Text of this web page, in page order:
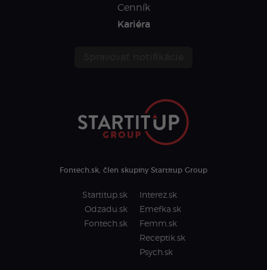
Cenník
Kariéra
Fontech.sk, člen skupiny Startitup Group
Startitup.sk
Odzadu.sk
Fontech.sk
Interez.sk
Emefka.sk
Femm.sk
Receptik.sk
Psych.sk